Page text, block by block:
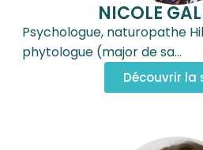
NICOLE
Psychologue, naturopathe
phytologue (major de sa…
Découvrir la